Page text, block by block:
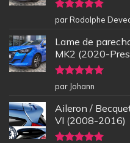
Note5sur
5
par Rodolphe
Lame de
MK2 (2020-
Note5sur
5
par Johann
Aileron /
VI (2008-2016)